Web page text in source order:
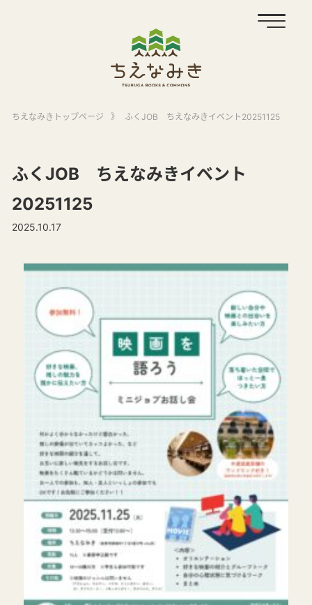
ちえなみきトップページ 》 ふくJOB ちえなみきイベント20251125
ふくJOB ちえなみきイベント
20251125
2025.10.17